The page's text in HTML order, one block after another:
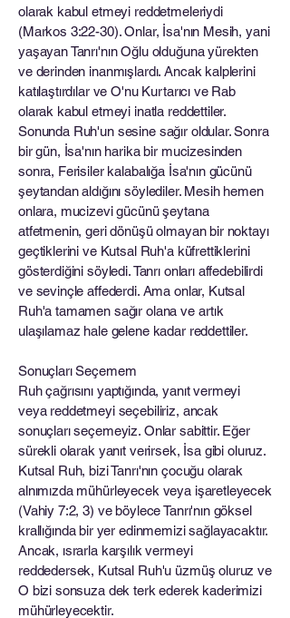
olarak kabul etmeyi reddetmeleriydi
(Markos 3:22-30). Onlar, İsa'nın Mesih, yani
yaşayan Tanrı'nın Oğlu olduğuna yürekten
ve derinden inanmışlardı. Ancak kalplerini
katılaştırdılar ve O'nu Kurtarıcı ve Rab
olarak kabul etmeyi inatla reddettiler.
Sonunda Ruh'un sesine sağır oldular. Sonra
bir gün, İsa'nın harika bir mucizesinden
sonra, Ferisiler kalabalığa İsa'nın gücünü
şeytandan aldığını söylediler. Mesih hemen
onlara, mucizevi gücünü şeytana
atfetmenin, geri dönüşü olmayan bir noktayı
geçtiklerini ve Kutsal Ruh'a küfrettiklerini
gösterdiğini söyledi. Tanrı onları affedebilirdi
ve sevinçle affederdi. Ama onlar, Kutsal
Ruh'a tamamen sağır olana ve artık
ulaşılamaz hale gelene kadar reddettiler.
Sonuçları Seçemem
Ruh çağrısını yaptığında, yanıt vermeyi
veya reddetmeyi seçebiliriz, ancak
sonuçları seçemeyiz. Onlar sabittir. Eğer
sürekli olarak yanıt verirsek, İsa gibi oluruz.
Kutsal Ruh, bizi Tanrı'nın çocuğu olarak
alnımızda mühürleyecek veya işaretleyecek
(Vahiy 7:2, 3) ve böylece Tanrı'nın göksel
krallığında bir yer edinmemizi sağlayacaktır.
Ancak, ısrarla karşılık vermeyi
reddedersek, Kutsal Ruh'u üzmüş oluruz ve
O bizi sonsuza dek terk ederek kaderimizi
mühürleyecektir.